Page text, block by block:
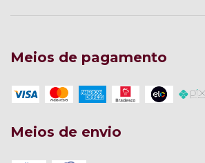
Meios de pagamento
Meios de envio